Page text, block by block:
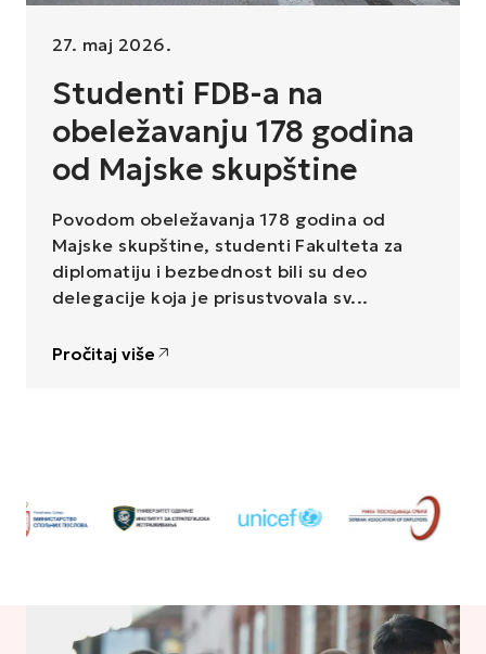
27. maj 2026.
Studenti FDB-a na
obeležavanju 178 godina
od Majske skupštine
Povodom obeležavanja 178 godina od
Majske skupštine, studenti Fakulteta za
diplomatiju i bezbednost bili su deo
delegacije koja je prisustvovala sv...
Pročitaj više